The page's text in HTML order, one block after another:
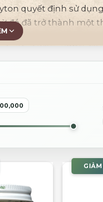
quyết định sử
đó đã trở thành một
mới cho ngành công